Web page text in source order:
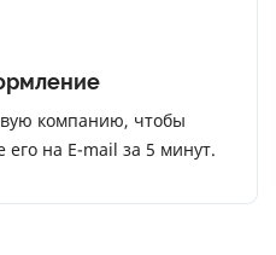
компанию, чтобы
его на E-mail за 5 минут.